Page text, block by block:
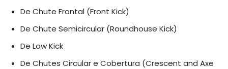
De Chute Frontal (Front Kick)
De Chute Semicircular (Roundhouse Kick)
De Low Kick
De Chutes Circular e Cobertura (Crescent and Axe